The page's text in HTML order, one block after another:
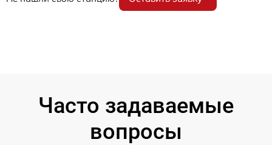
Часто задаваемые
вопросы